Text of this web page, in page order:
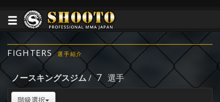
FIGHTERS 選手紹介
ノースキングスジム / 7 選手
階級選択